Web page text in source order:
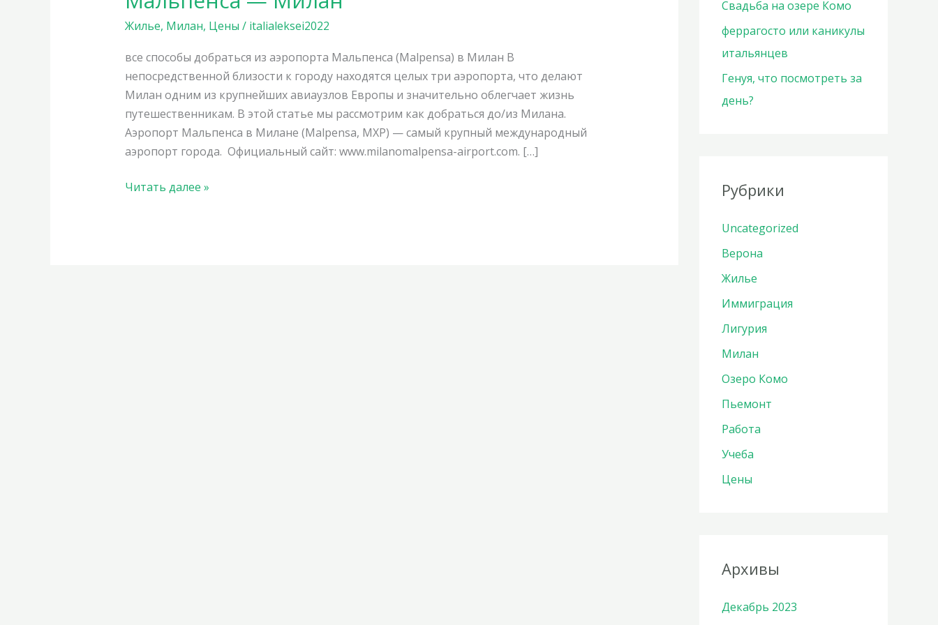
Жилье, Милан, Цены / italialeksei2022
все способы добраться из аэропорта Мальпенса (Malpensa) в Милан В
непосредственной близости к городу находятся целых три аэропорта, что делают
Милан одним из крупнейших авиаузлов Европы и значительно облегчает жизнь
путешественникам. В этой статье мы рассмотрим как добраться до/из Милана.
Аэропорт Мальпенса в Милане (Malpensa, MXP) — самый крупный международный
аэропорт города. Официальный сайт: www.milanomalpensa-airport.com. […]
Милан
Читать далее »
Свадьба на озере Комо
феррагосто или каникулы
итальянцев
Генуя, что посмотреть за
день?
Рубрики
Uncategorized
Верона
Жилье
Иммиграция
Лигурия
Милан
Озеро Комо
Пьемонт
Работа
Учеба
Цены
Архивы
Декабрь 2023